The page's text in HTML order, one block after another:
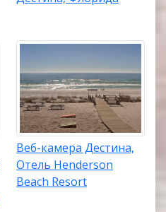
Веб-камера Дестина,
Отель Henderson
Beach Resort